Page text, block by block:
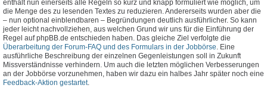
enthält nun einerseits alle Regeln so kurz und knapp formuliert wie möglich, um
die Menge des zu lesenden Textes zu reduzieren. Andererseits wurden aber die
– nun optional einblendbaren – Begründungen deutlich ausführlicher. So kann
jeder leicht nachvollziehen, aus welchen Grund wir uns für die Einführung der
Regel auf phpBB.de entschieden haben. Das gleiche Ziel verfolgte die
Überarbeitung der Forum-FAQ und des Formulars in der Jobbörse. Eine
ausführliche Beschreibung der einzelnen Gegenleistungen soll in Zukunft
Missverständnisse verhindern. Um auch die letzten möglichen Verbesserungen
an der Jobbörse vorzunehmen, haben wir dazu ein halbes Jahr später noch eine
Feedback-Aktion gestartet.